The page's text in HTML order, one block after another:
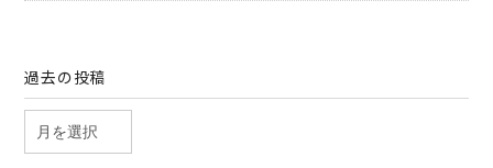
過去の投稿